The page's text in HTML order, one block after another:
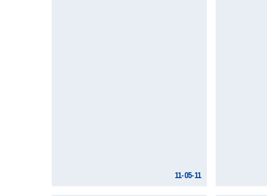
11-05-11